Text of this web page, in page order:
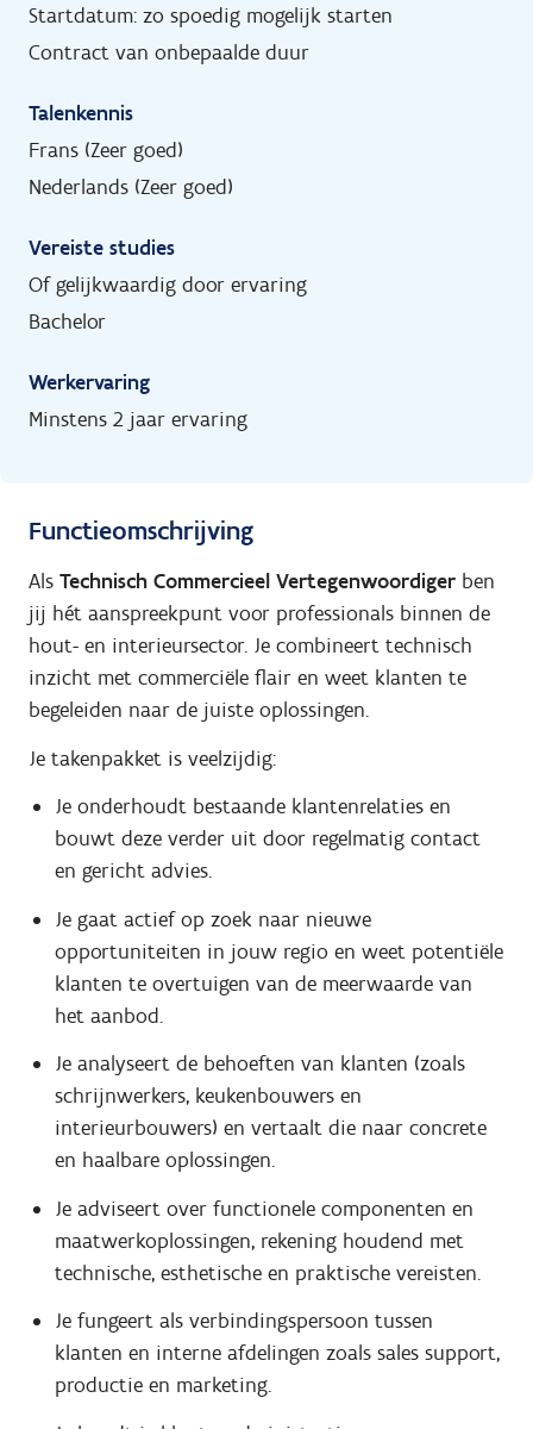
Startdatum: zo spoedig mogelijk starten
Contract van onbepaalde duur
Talenkennis
Frans (Zeer goed)
Nederlands (Zeer goed)
Vereiste studies
Of gelijkwaardig door ervaring
Bachelor
Werkervaring
Minstens 2 jaar ervaring
Functieomschrijving
Als Technisch Commercieel Vertegenwoordiger ben
jij hét aanspreekpunt voor professionals binnen de
hout- en interieursector. Je combineert technisch
inzicht met commerciële flair en weet klanten te
begeleiden naar de juiste oplossingen.
Je takenpakket is veelzijdig:
Je onderhoudt bestaande klantenrelaties en
bouwt deze verder uit door regelmatig contact
en gericht advies.
Je gaat actief op zoek naar nieuwe
opportuniteiten in jouw regio en weet potentiële
klanten te overtuigen van de meerwaarde van
het aanbod.
Je analyseert de behoeften van klanten (zoals
schrijnwerkers, keukenbouwers en
interieurbouwers) en vertaalt die naar concrete
en haalbare oplossingen.
Je adviseert over functionele componenten en
maatwerkoplossingen, rekening houdend met
technische, esthetische en praktische vereisten.
Je fungeert als verbindingspersoon tussen
klanten en interne afdelingen zoals sales support,
productie en marketing.